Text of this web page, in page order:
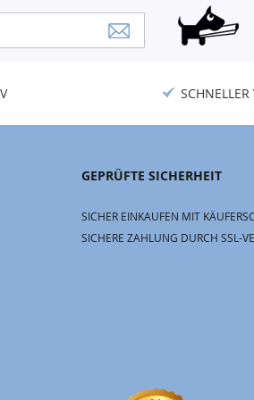
GEPRÜFTE SICHERHEIT
SICHER EINKAUFEN MIT
SICHERE ZAHLUNG DURCH SSL-